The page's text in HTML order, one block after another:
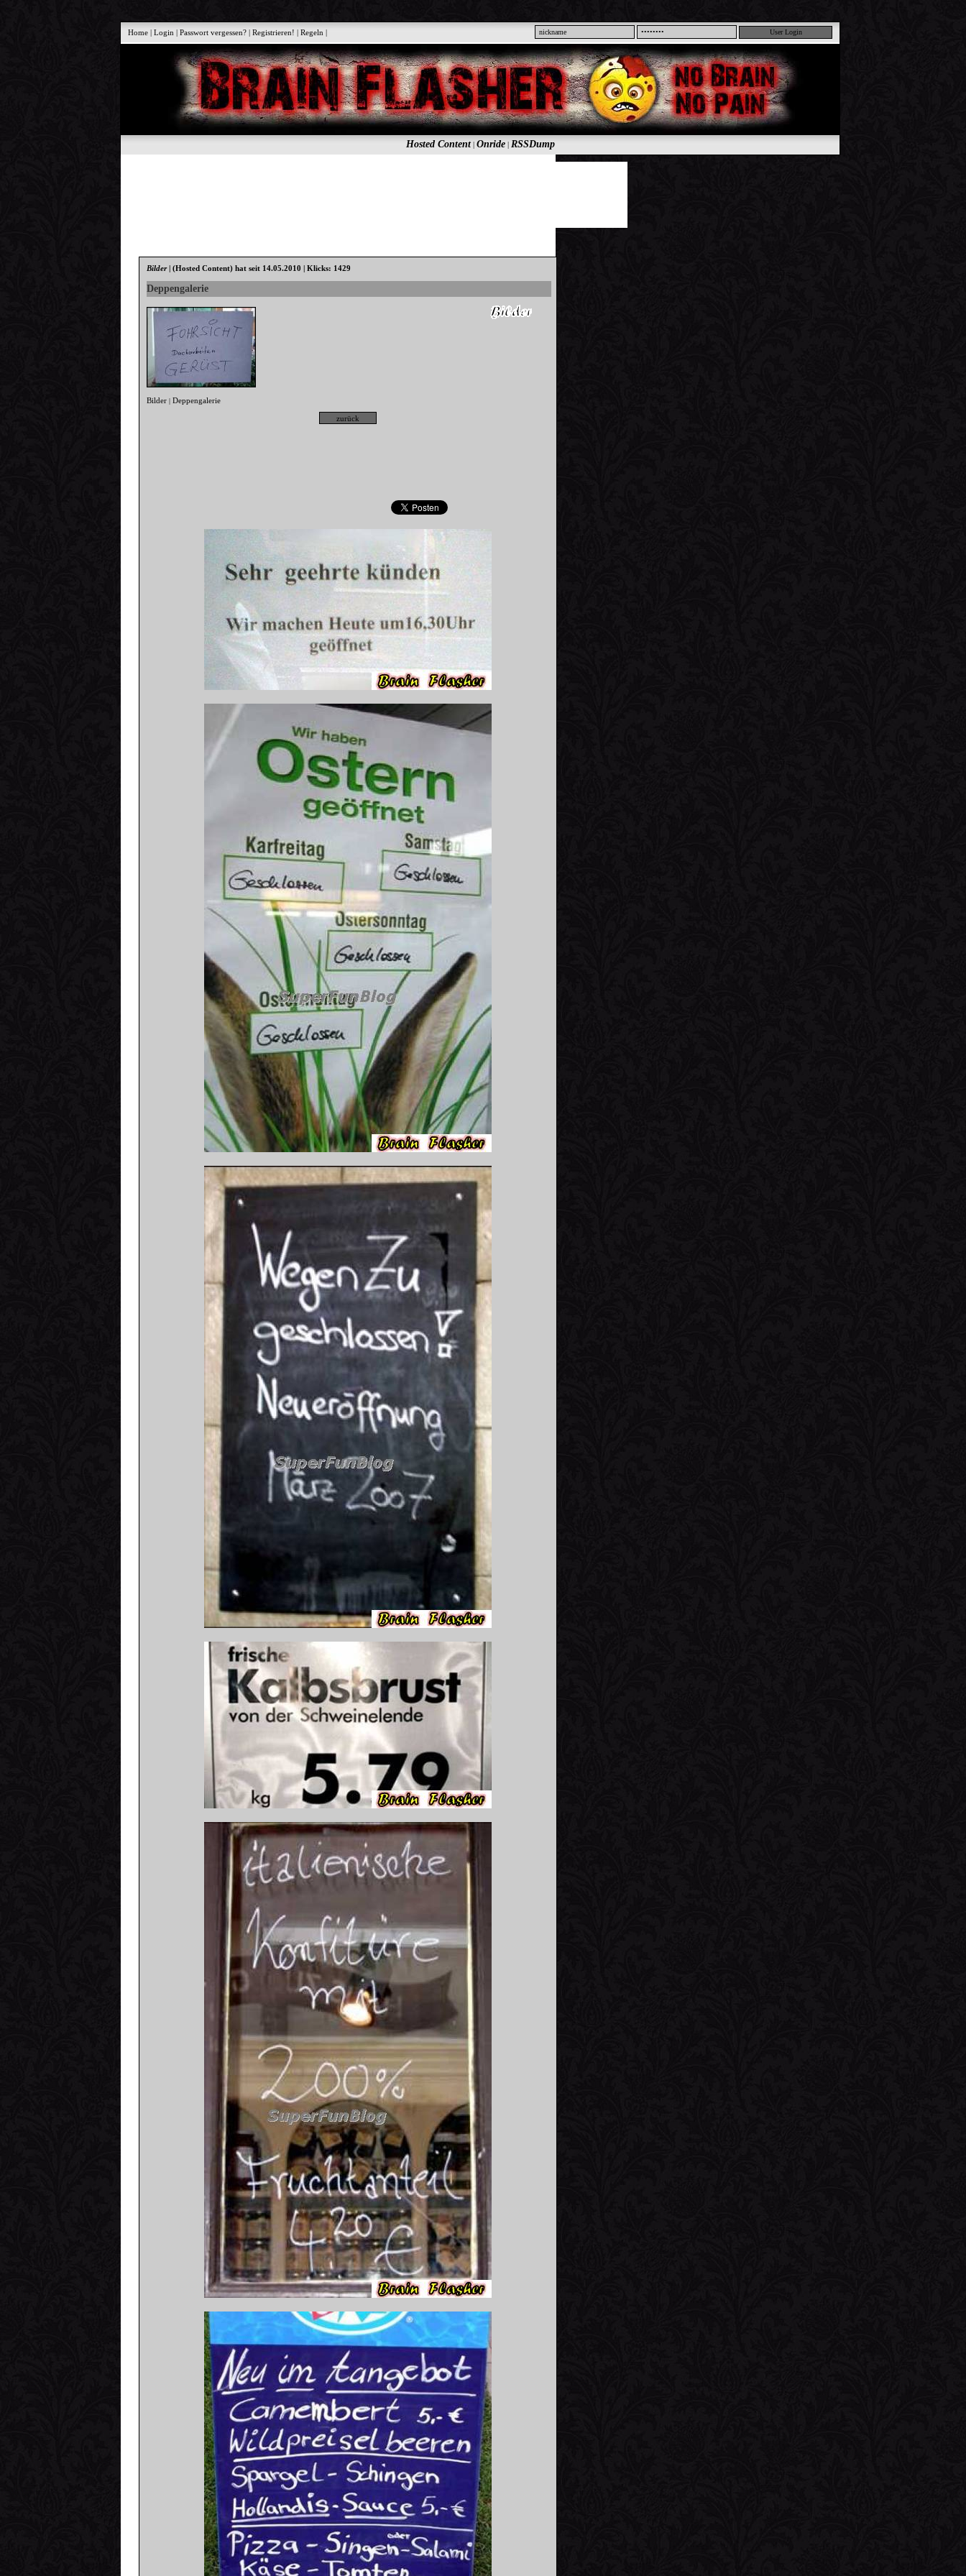
Home |Login |Passwort vergessen? |Registrieren! |Regeln |
Hosted Content| Onride| RSSDump
Bilder|(Hosted Content) hat seit 14.05.2010 | Klicks: 1429
Deppengalerie
Bilder |Deppengalerie